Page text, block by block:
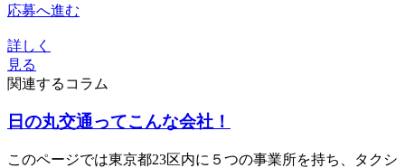
応募へ進む
詳しく
見る
関連するコラム
日の丸交通ってこんな会社！
このページでは東京都23区内に５つの事業所を持ち、タクシ